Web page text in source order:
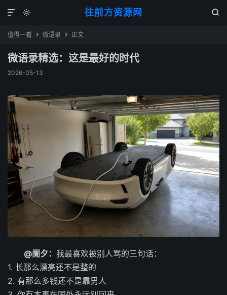
往前方资源网
 

值得一看  微语录  正文
微语录精选：这是最好的时代
2026-05-13
@阑夕： 我最喜欢被别人骂的三句话：
1. 长那么漂亮还不是整的
2. 有那么多钱还不是靠男人